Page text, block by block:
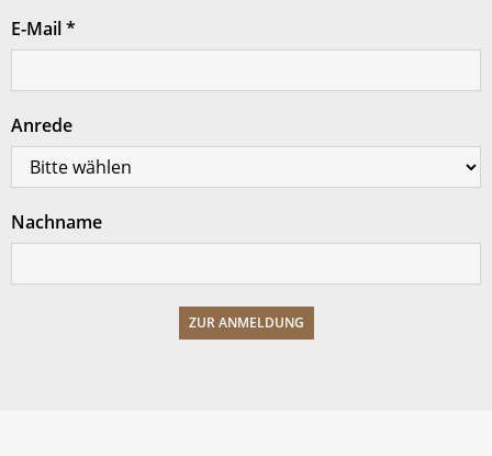
E-Mail*
Anrede
Nachname